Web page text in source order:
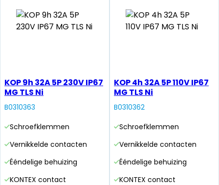
KOP 9h 32A 5P 230V IP67
MG TLS Ni
B0310363
Schroefklemmen
Vernikkelde contacten
Ééndelige behuizing
KONTEX contact
KOP 4h 32A 5P 110V IP67
MG TLS Ni
B0310362
Schroefklemmen
Vernikkelde contacten
Ééndelige behuizing
KONTEX contact